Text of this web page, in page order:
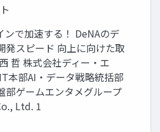
ンで加速する！ DeNAのデ
発スピード 向上に向けた取
哲 株式会社ディー・エ
本部AI・データ戦略統括部
部ゲームエンタメグループ
Ltd. 1